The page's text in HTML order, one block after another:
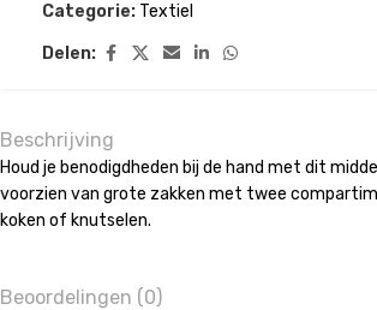
Categorie: Textiel
Delen:
Beschrijving
Houd je benodigdheden bij de hand met dit
voorzien van grote zakken met twee
koken of knutselen.
Beoordelingen (0)